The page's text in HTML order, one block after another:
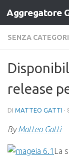
Salta al
Aggregatore
SENZA
release
DI MATTEO GATTI ·
ByMatteo Gatti
La